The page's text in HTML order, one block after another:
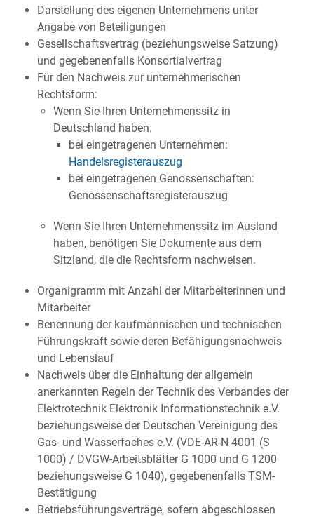
Darstellung des eigenen Unternehmens unter
Angabe von Beteiligungen
Gesellschaftsvertrag (beziehungsweise Satzung)
und gegebenenfalls Konsortialvertrag
Für den Nachweis zur unternehmerischen
Rechtsform:
Wenn Sie Ihren Unternehmenssitz in
Deutschland haben:
bei eingetragenen Unternehmen:
Handelsregisterauszug
bei eingetragenen Genossenschaften:
Genossenschaftsregisterauszug
Wenn Sie Ihren Unternehmenssitz im Ausland
haben, benötigen Sie Dokumente aus dem
Sitzland, die die Rechtsform nachweisen.
Organigramm mit Anzahl der Mitarbeiterinnen und
Mitarbeiter
Benennung der kaufmännischen und technischen
Führungskraft sowie deren Befähigungsnachweis
und Lebenslauf
Nachweis über die Einhaltung der allgemein
anerkannten Regeln der Technik des Verbandes der
Elektrotechnik Elektronik Informationstechnik e.V.
beziehungsweise der Deutschen Vereinigung des
Gas- und Wasserfaches e.V. (VDE-AR-N 4001 (S
1000) / DVGW-Arbeitsblätter G 1000 und G 1200
beziehungsweise G 1040), gegebenenfalls TSM-
Bestätigung
Betriebsführungsverträge, sofern abgeschlossen